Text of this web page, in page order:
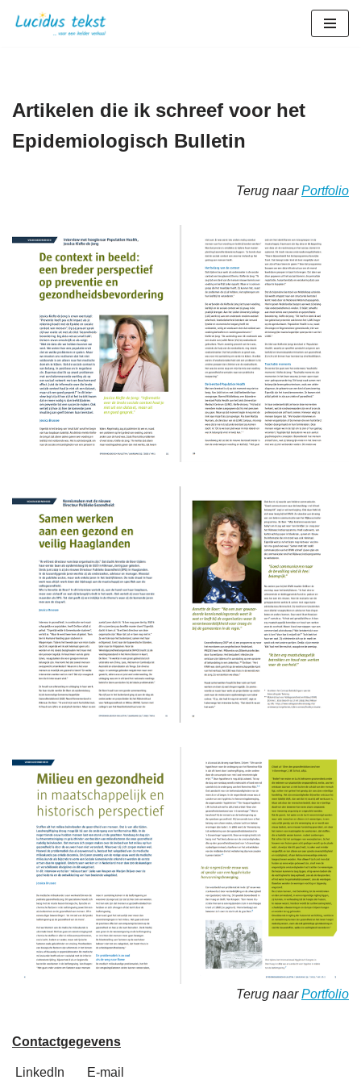
inhoud
Artikelen die ik schreef voor het
Epidemiologisch Bulletin
Terug naarPortfolio
Terug naarPortfolio
Contactgegevens
LinkedIn E-mail